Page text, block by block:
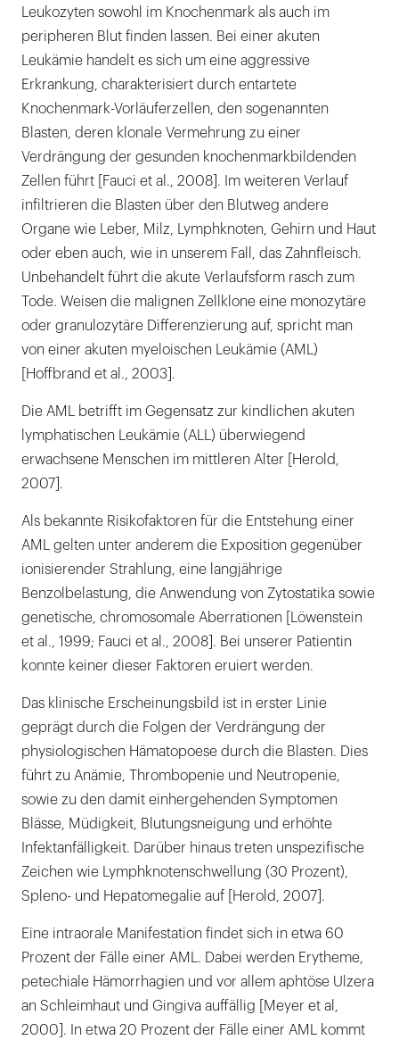
Leukozyten sowohl im Knochenmark als auch im
peripheren Blut finden lassen. Bei einer akuten
Leukämie handelt es sich um eine aggressive
Erkrankung, charakterisiert durch entartete
Knochenmark-Vorläuferzellen, den sogenannten
Blasten, deren klonale Vermehrung zu einer
Verdrängung der gesunden knochenmarkbildenden
Zellen führt [Fauci et al., 2008]. Im weiteren Verlauf
infiltrieren die Blasten über den Blutweg andere
Organe wie Leber, Milz, Lymphknoten, Gehirn und Haut
oder eben auch, wie in unserem Fall, das Zahnfleisch.
Unbehandelt führt die akute Verlaufsform rasch zum
Tode. Weisen die malignen Zellklone eine monozytäre
oder granulozytäre Differenzierung auf, spricht man
von einer akuten myeloischen Leukämie (AML)
[Hoffbrand et al., 2003].
Die AML betrifft im Gegensatz zur kindlichen akuten
lymphatischen Leukämie (ALL) überwiegend
erwachsene Menschen im mittleren Alter [Herold,
2007].
Als bekannte Risikofaktoren für die Entstehung einer
AML gelten unter anderem die Exposition gegenüber
ionisierender Strahlung, eine langjährige
Benzolbelastung, die Anwendung von Zytostatika sowie
genetische, chromosomale Aberrationen [Löwenstein
et al., 1999; Fauci et al., 2008]. Bei unserer Patientin
konnte keiner dieser Faktoren eruiert werden.
Das klinische Erscheinungsbild ist in erster Linie
geprägt durch die Folgen der Verdrängung der
physiologischen Hämatopoese durch die Blasten. Dies
führt zu Anämie, Thrombopenie und Neutropenie,
sowie zu den damit einhergehenden Symptomen
Blässe, Müdigkeit, Blutungsneigung und erhöhte
Infektanfälligkeit. Darüber hinaus treten unspezifische
Zeichen wie Lymphknotenschwellung (30 Prozent),
Spleno- und Hepatomegalie auf [Herold, 2007].
Eine intraorale Manifestation findet sich in etwa 60
Prozent der Fälle einer AML. Dabei werden Erytheme,
petechiale Hämorrhagien und vor allem aphtöse Ulzera
an Schleimhaut und Gingiva auffällig [Meyer et al,
2000]. In etwa 20 Prozent der Fälle einer AML kommt